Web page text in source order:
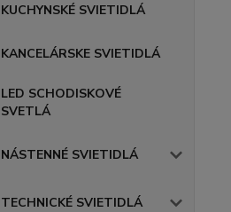
KUCHYNSKÉ SVIETIDLÁ
KANCELÁRSKE SVIETIDLÁ
LED SCHODISKOVÉ
SVETLÁ
NÁSTENNÉ SVIETIDLÁ
TECHNICKÉ SVIETIDLÁ